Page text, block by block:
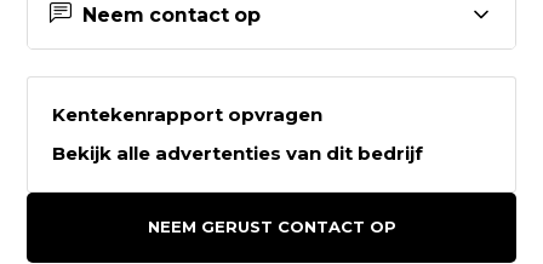
Neem contact op
Contactgegevens N.N.A.B. bv
N.N.A.B. bv
Kentekenrapport opvragen
Bekijk alle advertenties van dit bedrijf
NEEM GERUST CONTACT OP